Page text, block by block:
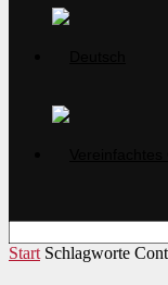
Start Schlagworte